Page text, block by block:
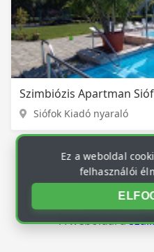
Szimbiózis Apartman
Siófok Kiadó nyaraló
szallas24.hu.
A weboldal a
Ez a weboldal
felhasználói